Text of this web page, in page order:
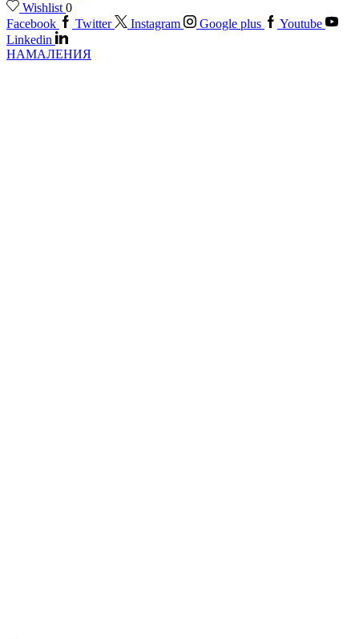
Wishlist 0
Facebook
Twitter Instagram Google plus
Youtube
Linkedin
НАМАЛЕНИЯ